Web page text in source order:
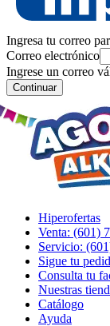
Ingresa tu correo
Correo electrónico
Ingrese un correo
Continuar
Hiperofertas
Venta: (601)
Servicio:
Sigue tu
Consulta tu
Nuestras
Catálogo
Ayuda